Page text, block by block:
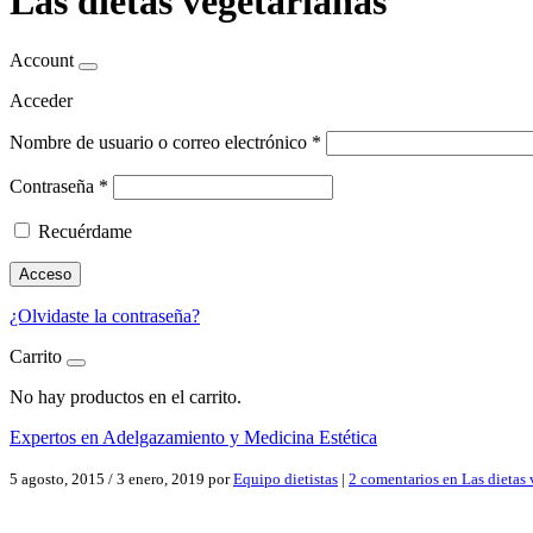
Account
Acceder
Nombre de usuario o correo electrónico *
Contraseña *
Recuérdame
Acceso
¿Olvidaste la contraseña?
Carrito
No hay productos en el carrito.
Expertos en Adelgazamiento y Medicina Estética
5 agosto, 2015 / 3 enero, 2019 porEquipo dietistas | 2 comentarios en Las dietas